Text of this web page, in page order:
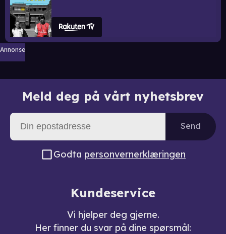
Annonse
Meld deg på vårt nyhetsbrev
Send
Godta personvernerklæringen
Kundeservice
Vi hjelper deg gjerne.
Her finner du svar på dine spørsmål: